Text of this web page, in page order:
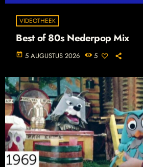
VIDEOTHEEK
Best of 80s Nederpop Mix
today 5 AUGUSTUS 2026 5